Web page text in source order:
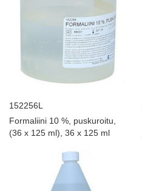
152256L
Formaliini 10 %, puskuroitu,
(36 x 125 ml), 36 x 125 ml